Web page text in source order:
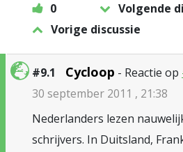
0
Volgende
Vorige discussie
#9.1 Cycloop - Reactie op
30 september 2011 , 21:38
Nederlanders lezen
schrijvers. In Duitsland,